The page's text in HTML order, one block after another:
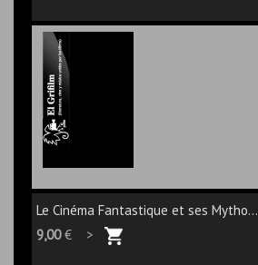
Le Cinéma Fantastique et ses Mytho...
9,00€ >